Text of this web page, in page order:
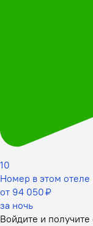
10
Номер в этом отеле
от 94 050 ₽
за ночь
Войдите и получите